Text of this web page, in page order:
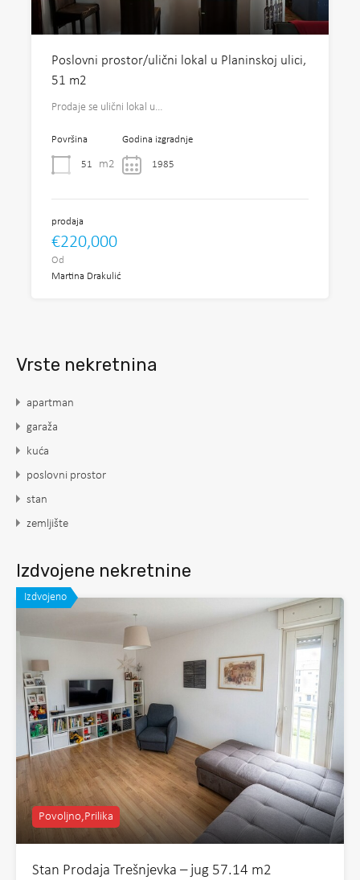
Poslovni prostor/ulični lokal u Planinskoj ulici,
51 m2
Prodaje se ulični lokal u…
Površina
51 m2
Godina izgradnje
1985
prodaja
€220,000
Od
Martina Drakulić
Vrste nekretnina
apartman
garaža
kuća
poslovni prostor
stan
zemljište
Izdvojene nekretnine
Izdvojeno
Povoljno,Prilika
Stan Prodaja Trešnjevka – jug 57.14 m2